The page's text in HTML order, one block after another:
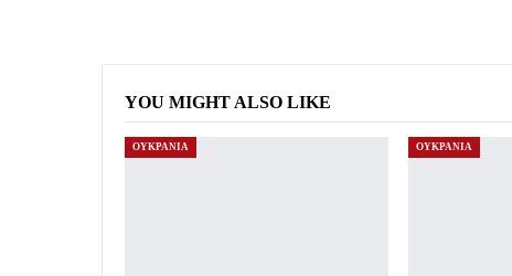
YOU MIGHT ALSO LIKE
ΟΥΚΡΑΝΙΑ ΟΥΚΡΑΝΙΑ